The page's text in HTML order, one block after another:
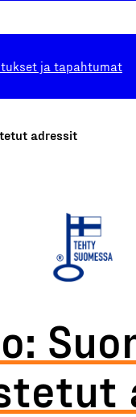
ja tapahtumat
adressit